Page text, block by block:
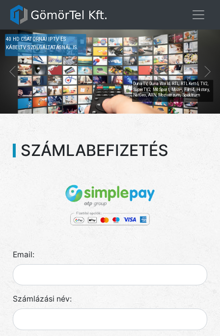
40 HD CSATORNA! IPTV ÉS
KÁBELTV SZOLGÁLTATÁSNÁL IS.
Duna TV, Duna World, RTL, RTL Kettő, TV2,
SuperTV2, M4 Sport, Mozi+, Film4, History,
NatGeo, AXN, Moziverzum, Spektrum
SZÁMLABEFIZETÉS
Email:
Számlázási név: